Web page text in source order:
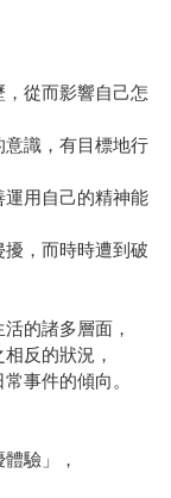
從而影響自己怎
識，有目標地行
用自己的精神能
，而時時遭到破
的諸多層面，
反的狀況，
事件的傾向。
驗」，